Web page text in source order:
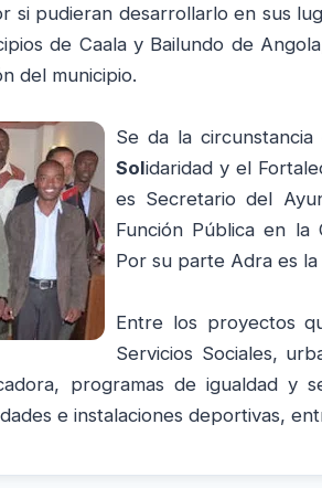
si pudieran desarrollarlo en sus
de Caala y Bailundo de
del municipio.
Se da la
Solidaridad y el
es Secretario del
Función Pública en la
Por su parte Adra es
Entre los proyectos
Servicios Sociales,
programas de igualdad y
e instalaciones deportivas,